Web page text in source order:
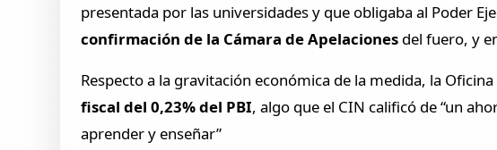
presentada por las universidades y que obligaba al Poder
confirmación de la Cámara de Apelaciones del fuero, y
Respecto a la gravitación económica de la medida, la
fiscal del 0,23% del PBI, algo que el CIN calificó de “un
aprender y enseñar”